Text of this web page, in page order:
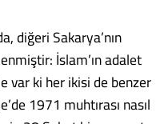
diğeri Sakarya’nın
İslam’ın adalet
var ki her ikisi de benzer
1971 muhtırası nasıl